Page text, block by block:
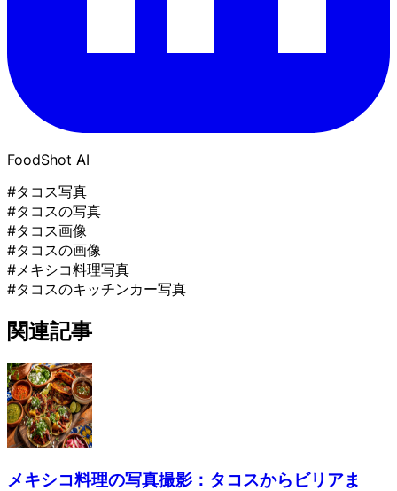
FoodShot AI
#タコス写真
#タコスの写真
#タコス画像
#タコスの画像
#メキシコ料理写真
#タコスのキッチンカー写真
関連記事
メキシコ料理の写真撮影：タコスからビリアま